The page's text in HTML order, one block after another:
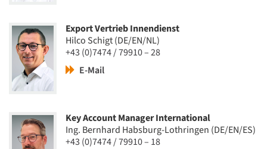
Export Vertrieb Innendienst
Hilco Schigt (DE/EN/NL)
+43 (0)7474 / 79910 – 28
E-Mail
Key Account Manager International
Ing. Bernhard Habsburg-Lothringen (DE/EN/ES)
+43 (0)7474 / 79910 – 18